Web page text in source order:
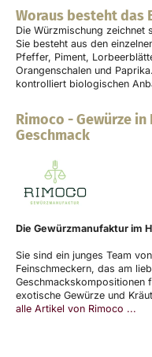
Woraus besteht das
Die Würzmischung zeichnet
Sie besteht aus den
Pfeffer, Piment,
Orangenschalen und
kontrolliert biologischen
Rimoco -Gewürze
Geschmack
Die Gewürzmanufaktur im
Sie sind ein junges Team
Feinschmeckern, das am
Geschmackskompositionen
exotische Gewürze und
alle Artikel von Rimoco ...